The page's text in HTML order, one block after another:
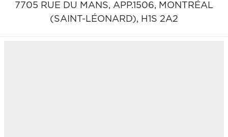
7705 RUE DU MANS, APP.1506, MONTRÉAL
(SAINT-LÉONARD), H1S 2A2